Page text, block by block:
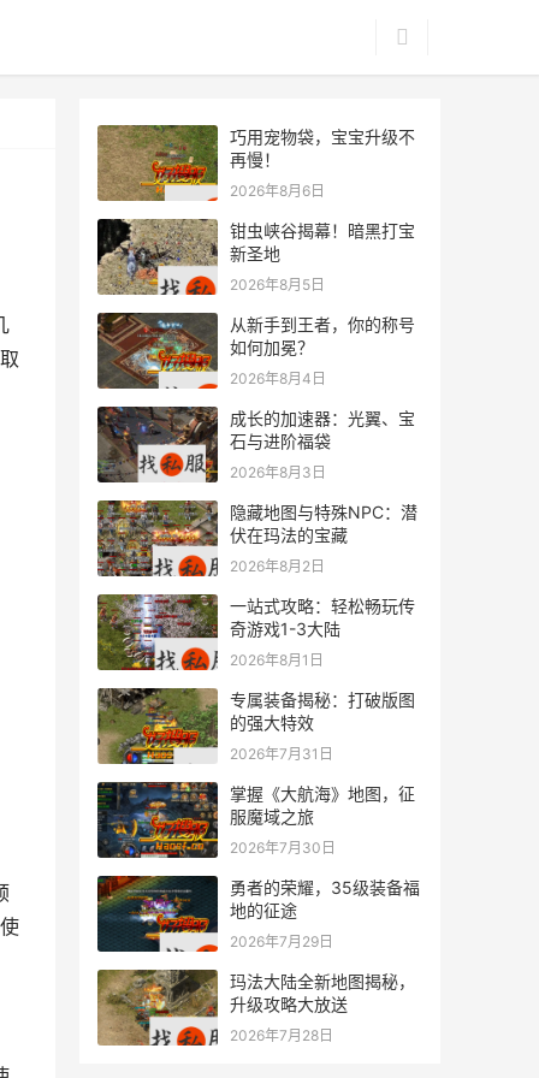
巧用宠物袋，宝宝升级不
再慢！
2026年8月6日
钳虫峡谷揭幕！暗黑打宝
新圣地
2026年8月5日
从新手到王者，你的称号
如何加冕？
2026年8月4日
成长的加速器：光翼、宝
石与进阶福袋
2026年8月3日
隐藏地图与特殊NPC：潜
伏在玛法的宝藏
2026年8月2日
一站式攻略：轻松畅玩传
奇游戏1-3大陆
2026年8月1日
专属装备揭秘：打破版图
的强大特效
2026年7月31日
掌握《大航海》地图，征
服魔域之旅
2026年7月30日
勇者的荣耀，35级装备福
地的征途
2026年7月29日
玛法大陆全新地图揭秘，
升级攻略大放送
2026年7月28日